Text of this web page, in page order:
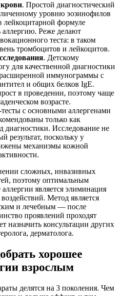
. Простой диагностический
уровню эозинофилов
лейкоцитарной формуле
аллергию. Реже делают
теста: в таком
тромбоцитов и лейкоцитов.
. Детскому
для качественной диагностики
расширенной иммунограммы с
и общих белков IgE.
в проведении, поэтому чаще
возрасте.
с основными аллергенами
только как
диагностики. Исследование не
результат, поскольку у
механизмы кожной
сложных, инвазивных
поэтому оптимальным
является элиминация
Метод является
и лечебным — после
проявлений проходят
назначить консультации других
дерматолога.
хорошее
взрослым
делятся на 3 поколения. Чем